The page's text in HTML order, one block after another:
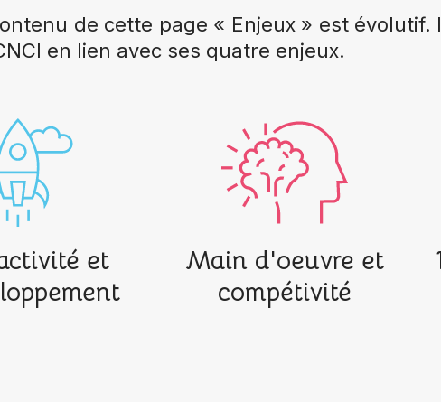
de cette page « Enjeux » est évolutif.
en lien avec ses quatre enjeux.
et
Main d'oeuvre et
compétivité